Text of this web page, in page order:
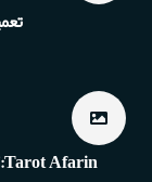
Tarot Afarin:کشف رازهای پنهان در کارت‌های اسرارآمیز